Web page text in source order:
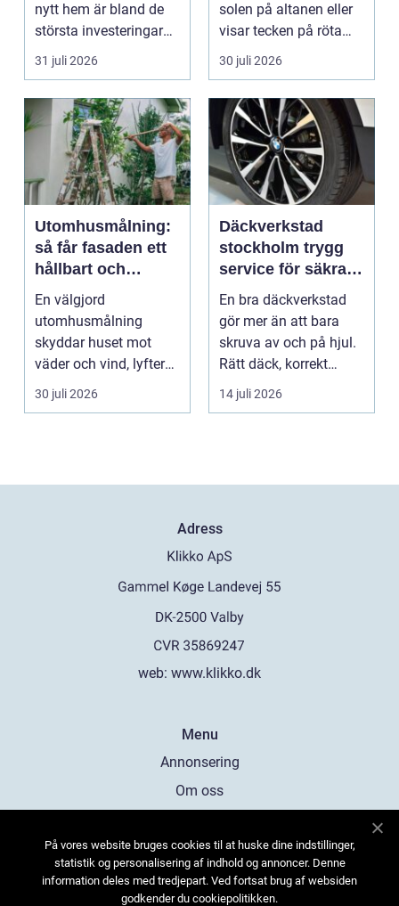
nytt hem är bland de
största investeringar
m...
31 juli 2026
solen på altanen eller
visar tecken på röta
uppstår ofta...
30 juli 2026
Utomhusmålning:
så får fasaden ett
hållbart och
vackert resultat
En välgjord
utomhusmålning
skyddar huset mot
väder och vind, lyfter
helhetsintrycket...
30 juli 2026
Däckverkstad
stockholm trygg
service för säkra
mil året runt
En bra däckverkstad
gör mer än att bara
skruva av och på hjul.
Rätt däck, korrekt
montering och rege...
14 juli 2026
Adress
web: www.klikko.dk
Menu
Annonsering
Om oss
Kontakta oss
Sitemap
På vores website bruges cookies til at huske dine indstillinger,
statistik og personalisering af indhold og annoncer. Denne
information deles med tredjepart. Ved fortsat brug af websiden
godkender du cookiepolitikken.